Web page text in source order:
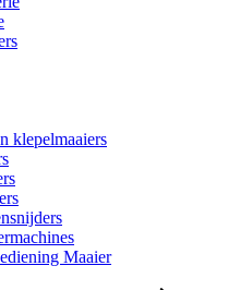
klepelmaaiers
Maaier